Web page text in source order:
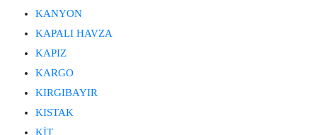
KANYON
KAPALI HAVZA
KAPIZ
KARGO
KIRGIBAYIR
KISTAK
KİT